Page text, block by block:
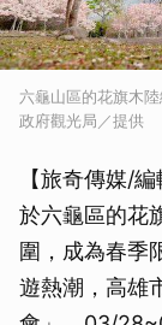
六龜山區的花旗木
政府觀光局／提供
【旅奇傳媒/
於六龜區的花
圍，成為春季
遊熱潮，高雄